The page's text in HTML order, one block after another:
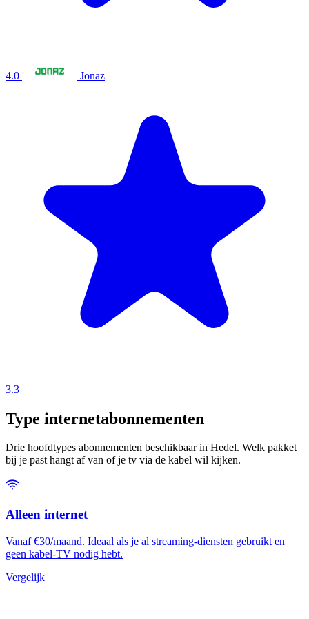
4.0 Jonaz
3.3
Type internetabonnementen
Drie hoofdtypes abonnementen beschikbaar in Hedel. Welk pakket
bij je past hangt af van of je tv via de kabel wil kijken.
Alleen internet
Vanaf €30/maand. Ideaal als je al streaming-diensten gebruikt en
geen kabel-TV nodig hebt.
Vergelijk